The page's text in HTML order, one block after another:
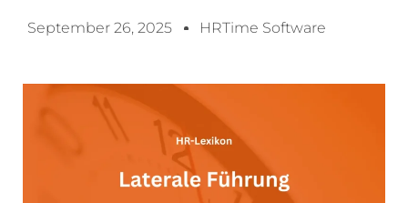
September 26, 2025 HRTime Software